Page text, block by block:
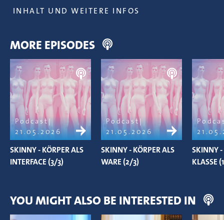
INHALT UND WEITERE INFOS
MORE EPISODES
Podcast
21.05.2026
SKINNY - KÖRPER ALS
INTERFACE (3/3)
Podcast
21.05.2026
SKINNY - KÖRPER ALS
WARE (2/3)
SKINNY
KLASSE
YOU MIGHT ALSO BE INTERESTED IN